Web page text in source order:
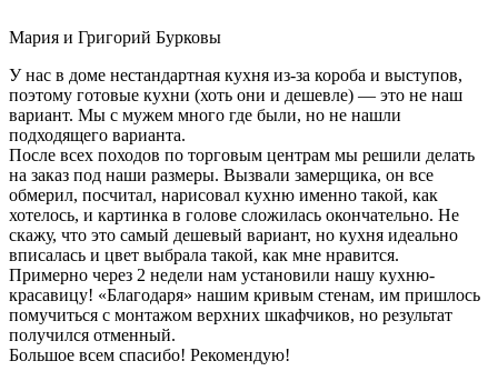
Мария и Григорий Бурковы
У нас в доме нестандартная кухня из-за короба и выступов,
поэтому готовые кухни (хоть они и дешевле) — это не наш
вариант. Мы с мужем много где были, но не нашли
подходящего варианта.
После всех походов по торговым центрам мы решили делать
на заказ под наши размеры. Вызвали замерщика, он все
обмерил, посчитал, нарисовал кухню именно такой, как
хотелось, и картинка в голове сложилась окончательно. Не
скажу, что это самый дешевый вариант, но кухня идеально
вписалась и цвет выбрала такой, как мне нравится.
Примерно через 2 недели нам установили нашу кухню-
красавицу! «Благодаря» нашим кривым стенам, им пришлось
помучиться с монтажом верхних шкафчиков, но результат
получился отменный.
Большое всем спасибо! Рекомендую!